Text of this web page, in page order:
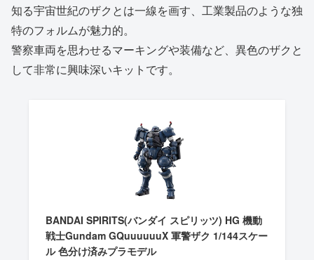
知る宇宙世紀のザクとは一線を画す、工業製品のような独
特のフォルムが魅力的。
警察車両を思わせるマーキングや装備など、異色のザクと
して非常に興味深いキットです。
BANDAI SPIRITS(バンダイ スピリッツ) HG 機動
戦士Gundam GQuuuuuuX 軍警ザク 1/144スケー
ル 色分け済みプラモデル